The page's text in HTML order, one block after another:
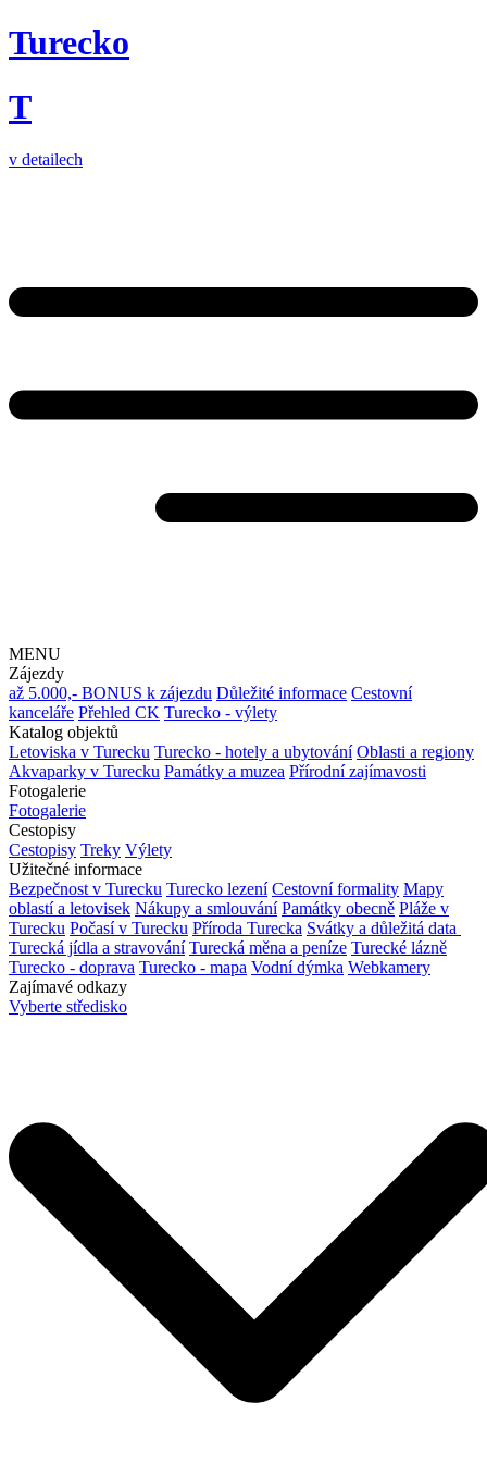
Turecko
T
v detailech
MENU
Zájezdy
až 5.000,- BONUS k zájezdu Důležité informace Cestovní
kanceláře Přehled CK Turecko - výlety
Katalog objektů
Letoviska v Turecku Turecko - hotely a ubytování Oblasti a regiony
Akvaparky v Turecku Památky a muzea Přírodní zajímavosti
Fotogalerie
Fotogalerie
Cestopisy
Cestopisy Treky Výlety
Užitečné informace
Bezpečnost v Turecku Turecko lezení Cestovní formality Mapy
oblastí a letovisek Nákupy a smlouvání Památky obecně Pláže v
Turecku Počasí v Turecku Příroda Turecka Svátky a důležitá data
Turecká jídla a stravování Turecká měna a peníze Turecké lázně
Turecko - doprava Turecko - mapa Vodní dýmka Webkamery
Zajímavé odkazy
Vyberte středisko